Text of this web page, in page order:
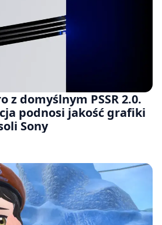
z domyślnym PSSR 2.0.
podnosi jakość grafiki
Sony